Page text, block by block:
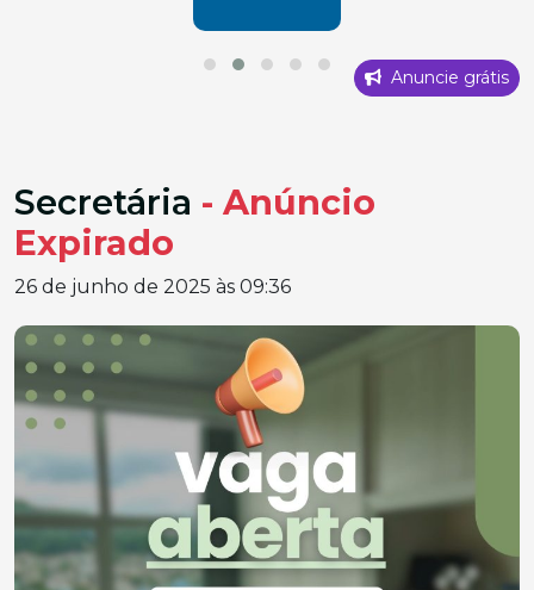
Anuncie grátis
Secretária - Anúncio
Expirado
26 de junho de 2025 às 09:36